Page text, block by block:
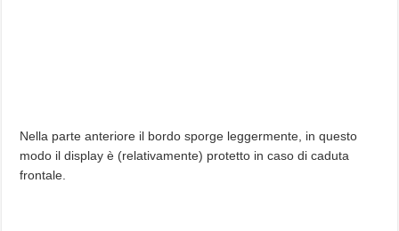
Nella parte anteriore il bordo sporge leggermente, in questo
modo il display è (relativamente) protetto in caso di caduta
frontale.